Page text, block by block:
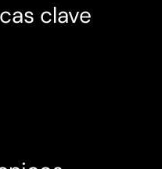
clave